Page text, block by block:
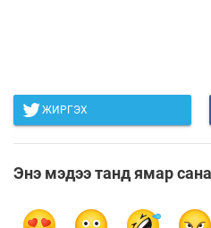
ЖИРГЭХ
Энэ мэдээ танд ямар